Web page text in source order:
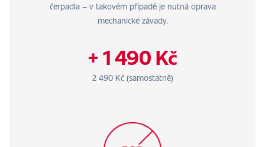
čerpadla – v takovém případě je nutná oprava
mechanické závady.
+ 1 490 Kč
2 490 Kč (samostatně)